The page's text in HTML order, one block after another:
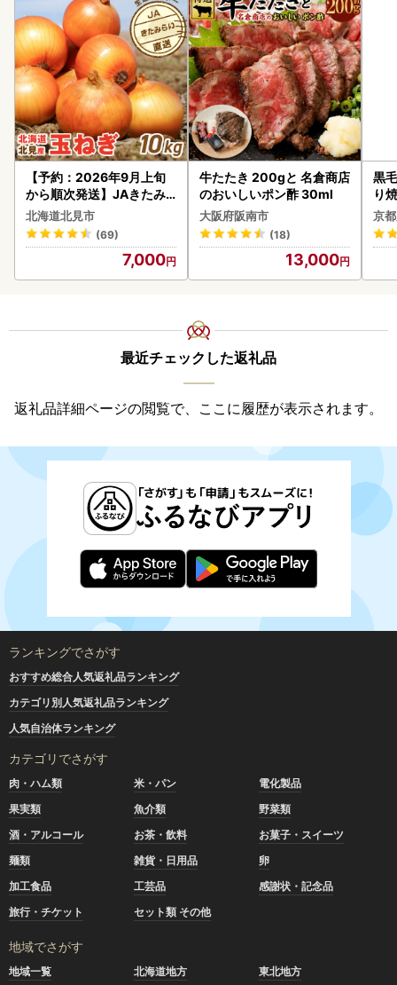
【予約：2026年9月上旬
から順次発送】JAきたみ
らい産 玉ねぎ Lサイズ 10k
g ( タマネギ たまねぎ 野菜
)【210-0003-2026】
北海道北見市
(69)
7,000
牛たたき 200gと 名倉商店
のおいしいポン酢 30ml
大阪府阪南市
(18)
13,000
黒
り
京
最近チェックした返礼品
返礼品詳細ページの閲覧で、ここに履歴が表示されます。
ランキングでさがす
おすすめ総合人気返礼品ランキング
カテゴリ別人気返礼品ランキング
人気自治体ランキング
カテゴリでさがす
肉・ハム類 米・パン
電化製品
果実類
魚介類
野菜類
酒・アルコール
お茶・飲料
お菓子・スイーツ
麺類
雑貨・日用品
卵
加工食品
工芸品
感謝状・記念品
旅行・チケット
セット類 その他
地域でさがす
地域一覧 北海道地方
東北地方